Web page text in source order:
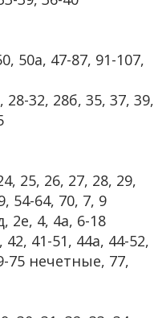
50а, 47-87, 91-107,
32, 28б, 35, 37, 39,
25, 26, 27, 28, 29,
54-64, 70, 7, 9
2е, 4, 4а, 6-18
41-51, 44а, 44-52,
75 нечетные, 77,